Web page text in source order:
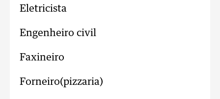
Eletricista
Engenheiro civil
Faxineiro
Forneiro(pizzaria)